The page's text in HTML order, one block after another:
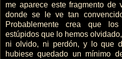
me aparece este fragmento de
donde se le ve tan
Probablemente crea que
estúpidos que lo hemos
ni olvido, ni perdón, y lo que
hubiese quedado un mínimo